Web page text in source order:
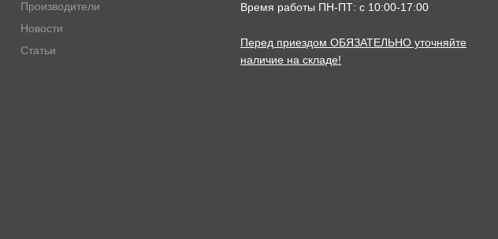
Производители
Новости
Статьи
Время работы ПН-ПТ: с 10:00-17:00
Перед приездом ОБЯЗАТЕЛЬНО уточняйте
наличие на складе!